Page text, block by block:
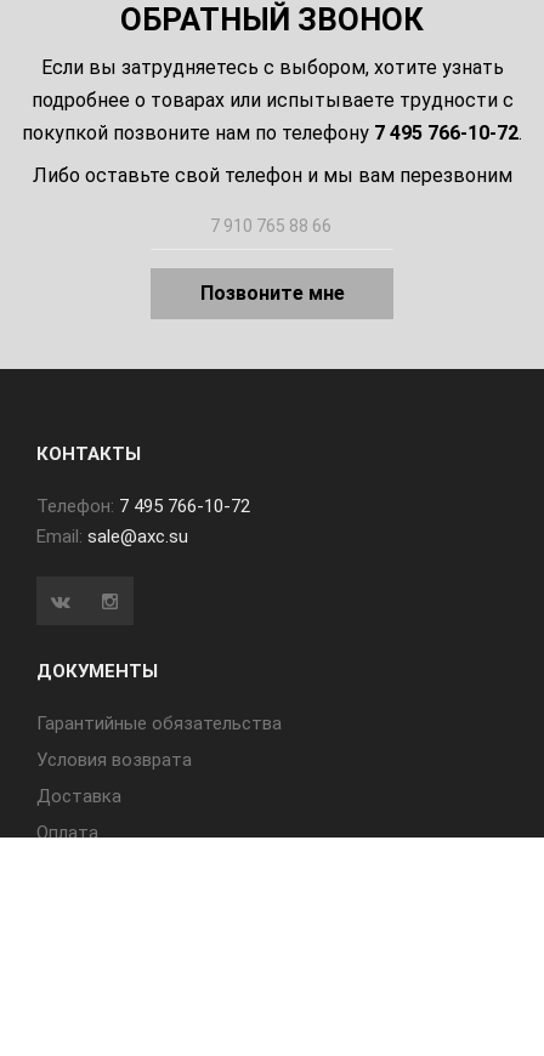
ОБРАТНЫЙ ЗВОНОК
Если вы затрудняетесь с выбором, хотите узнать
подробнее о товарах или испытываете трудности с
покупкой позвоните нам по телефону 7 495 766-10-72.
Либо оставьте свой телефон и мы вам перезвоним
Позвоните мне
КОНТАКТЫ
Телефон: 7 495 766-10-72
Email: sale@axc.su
ДОКУМЕНТЫ
Гарантийные обязательства
Условия возврата
Доставка
Оплата